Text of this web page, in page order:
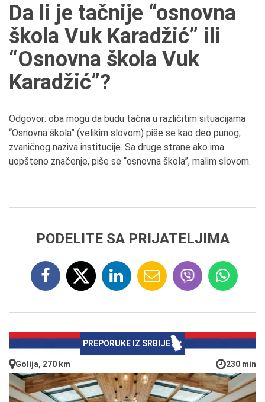
Da li je tačnije “osnovna
škola Vuk Karadžić” ili
“Osnovna škola Vuk
Karadžić”?
Odgovor: oba mogu da budu tačna u različitim situacijama
“Osnovna škola” (velikim slovom) piše se kao deo punog,
zvaničnog naziva institucije. Sa druge strane ako ima
uopšteno značenje, piše se “osnovna škola”, malim slovom.
PODELITE SA PRIJATELJIMA
PREPORUKE IZ SRBIJE
Golija, 270 km 230 min